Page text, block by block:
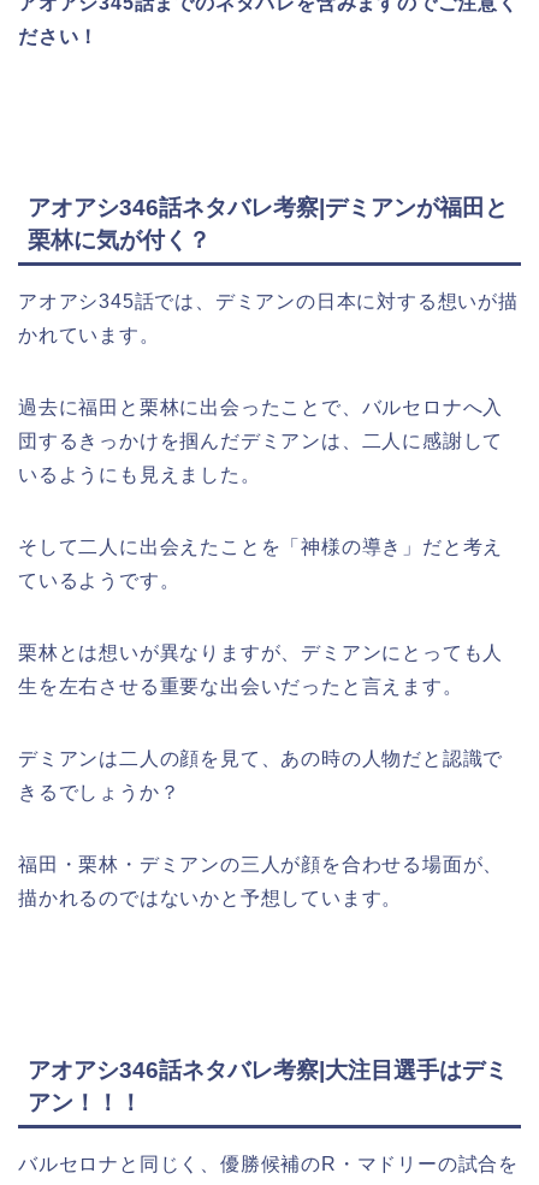
ださい！
アオアシ346話ネタバレ考察|デミアンが福田と
栗林に気が付く？
アオアシ345話では、デミアンの日本に対する想いが描
かれています。
過去に福田と栗林に出会ったことで、バルセロナへ入
団するきっかけを掴んだデミアンは、二人に感謝して
いるようにも見えました。
そして二人に出会えたことを「神様の導き」だと考え
ているようです。
栗林とは想いが異なりますが、デミアンにとっても人
生を左右させる重要な出会いだったと言えます。
デミアンは二人の顔を見て、あの時の人物だと認識で
きるでしょうか？
福田・栗林・デミアンの三人が顔を合わせる場面が、
描かれるのではないかと予想しています。
アオアシ346話ネタバレ考察|大注目選手はデミ
アン！！！
バルセロナと同じく、優勝候補のR・マドリーの試合を